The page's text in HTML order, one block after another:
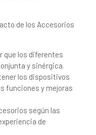
de los Accesorios
que los diferentes
y sinérgica.
los dispositivos
funciones y mejoras
según las
de